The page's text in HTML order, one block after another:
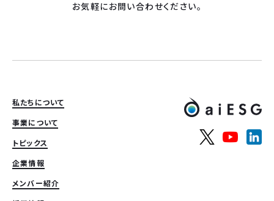
お気軽にお問い合わせください。
私たちについて
事業について
トピックス
企業情報
メンバー紹介